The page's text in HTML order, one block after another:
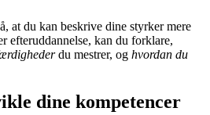
at du kan beskrive dine styrker mere
efteruddannelse, kan du forklare,
du mestrer, og hvordan du
dine kompetencer